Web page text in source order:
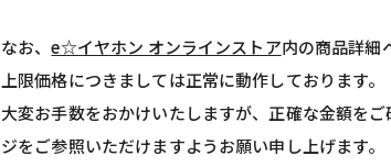
なお、e☆イヤホン オンラインストア内の商品詳細
上限価格につきましては正常に動作しております。
大変お手数をおかけいたしますが、正確な金額を
ジをご参照いただけますようお願い申し上げます。